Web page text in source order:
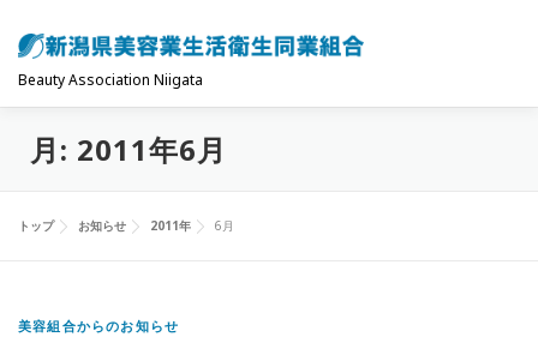
ン
Beauty Association Niigata
トップ 組合について
月: 2011年6月
トップ お知らせ 2011年 6月
美容組合からのお知らせ